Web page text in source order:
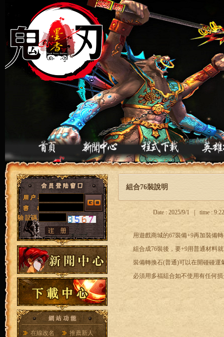
驗 証碼
在線改名
推薦新人
組合76裝說明
Date : 2025/9/1 | time :
用遊戲商城的67裝備+9再加裝備
組合成76裝後，要+9用普通材料
裝備轉換石(普通)可以在開碰碰運
必須用多福組合如不使用有任何